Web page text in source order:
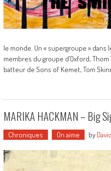
le monde. Un « supergroupe »
membres du groupe d’Oxford,
batteur de Sons of Kemet, Tom
MARIKA HACKMAN – Big
Chroniques On aime by